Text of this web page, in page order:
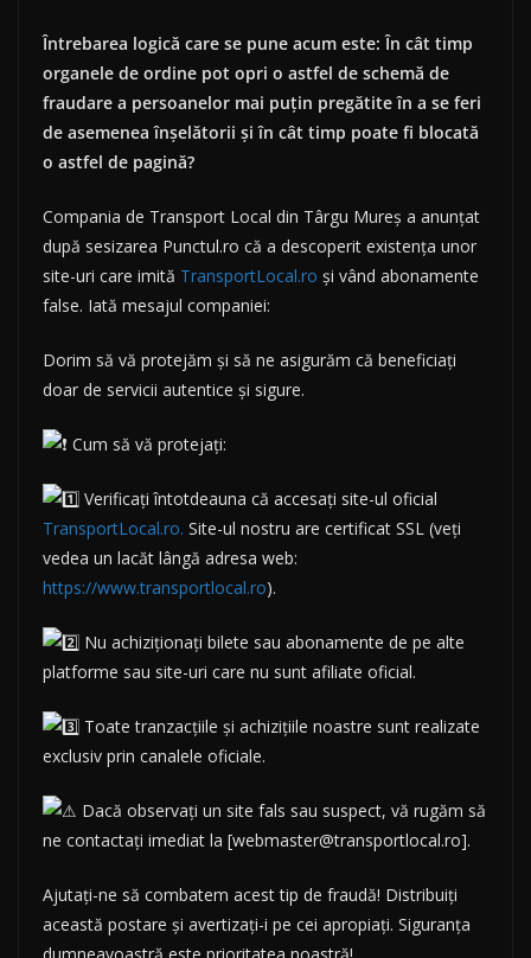
Întrebarea logică care se pune acum este: În cât timp
organele de ordine pot opri o astfel de schemă de
fraudare a persoanelor mai puțin pregătite în a se feri
de asemenea înșelătorii și în cât timp poate fi blocată
o astfel de pagină?
Compania de Transport Local din Târgu Mureș a anunțat
după sesizarea Punctul.ro că a descoperit existența unor
site-uri care imită TransportLocal.ro și vând abonamente
false. Iată mesajul companiei:
Dorim să vă protejăm și să ne asigurăm că beneficiați
doar de servicii autentice și sigure.
Cum să vă protejați:
Verificați întotdeauna că accesați site-ul oficial
TransportLocal.ro. Site-ul nostru are certificat SSL (veți
vedea un lacăt lângă adresa web:
https://www.transportlocal.ro).
Nu achiziționați bilete sau abonamente de pe alte
platforme sau site-uri care nu sunt afiliate oficial.
Toate tranzacțiile și achizițiile noastre sunt realizate
exclusiv prin canalele oficiale.
Dacă observați un site fals sau suspect, vă rugăm să
ne contactați imediat la [webmaster@transportlocal.ro].
Ajutați-ne să combatem acest tip de fraudă! Distribuiți
această postare și avertizați-i pe cei apropiați. Siguranța